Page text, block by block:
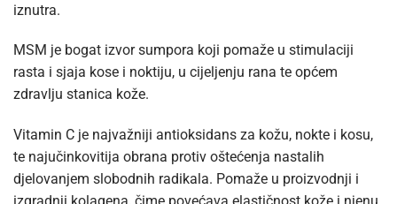
iznutra.
MSM je bogat izvor sumpora koji pomaže u stimulaciji
rasta i sjaja kose i noktiju, u cijeljenju rana te općem
zdravlju stanica kože.
Vitamin C je najvažniji antioksidans za kožu, nokte i kosu,
te najučinkovitija obrana protiv oštećenja nastalih
djelovanjem slobodnih radikala. Pomaže u proizvodnji i